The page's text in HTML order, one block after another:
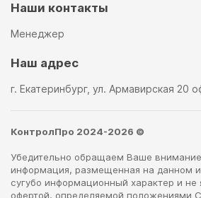
Наши контакты
Менеджер
Наш адрес
г. Екатеринбург, ул. Армавирская 20
КонтролПро 2024-2026 ©
Убедительно обращаем Ваше внимание
информация, размещенная на данном
сугубо информационный характер и не
офертой, определяемой положениями